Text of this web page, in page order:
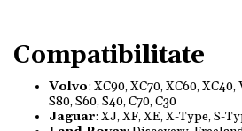
Compatibilitate
Volvo: XC90, XC70, XC60, XC40,
S80, S60, S40, C70, C30
Jaguar: XJ, XF, XE, X-Type, S-